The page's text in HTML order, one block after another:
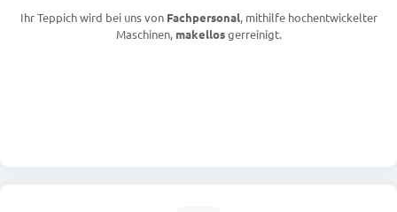
Ihr Teppich wird bei uns von Fachpersonal, mithilfe hochentwickelter
Maschinen, makellosgerreinigt.